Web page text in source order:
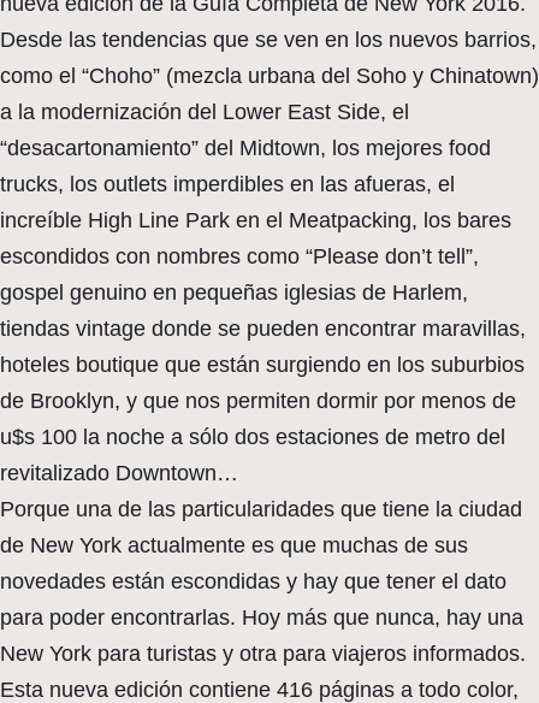
Desde las tendencias que se ven en los nuevos barrios,
como el “Choho” (mezcla urbana del Soho y Chinatown)
a la modernización del Lower East Side, el
“desacartonamiento” del Midtown, los mejores food
trucks, los outlets imperdibles en las afueras, el
increíble High Line Park en el Meatpacking, los bares
escondidos con nombres como “Please don’t tell”,
gospel genuino en pequeñas iglesias de Harlem,
tiendas vintage donde se pueden encontrar maravillas,
hoteles boutique que están surgiendo en los suburbios
de Brooklyn, y que nos permiten dormir por menos de
u$s 100 la noche a sólo dos estaciones de metro del
revitalizado Downtown…
Porque una de las particularidades que tiene la ciudad
de New York actualmente es que muchas de sus
novedades están escondidas y hay que tener el dato
para poder encontrarlas. Hoy más que nunca, hay una
New York para turistas y otra para viajeros informados.
Esta nueva edición contiene 416 páginas a todo color,